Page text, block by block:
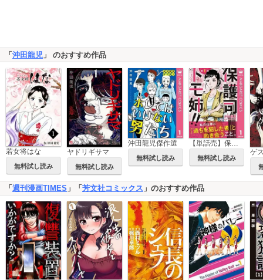
「 沖田龍児 」 のおすすめ作品
若女将はな
無料試し読み
ヤドリギサマ
無料試し読み
沖田龍児傑作選
無料試し読み
【単話売】保護司 トモ姉!!
無料試し読み
「 週刊漫画TIMES 」「 芳文社コミックス 」のおすすめ作品